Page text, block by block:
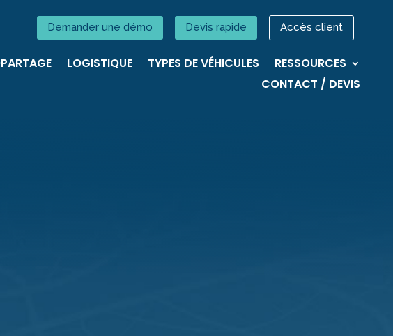
Demander une démo Devis rapide Accès client
LOGISTIQUE TYPES DE VÉHICULES
RESSOURCES
CONTACT / DEVIS